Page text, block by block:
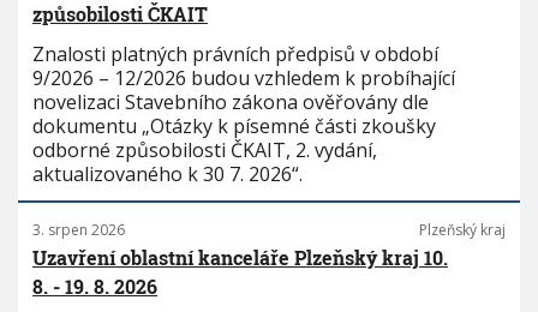
způsobilosti ČKAIT
Znalosti platných právních předpisů v období
9/2026 – 12/2026 budou vzhledem k probíhající
novelizaci Stavebního zákona ověřovány dle
dokumentu „Otázky k písemné části zkoušky
odborné způsobilosti ČKAIT, 2. vydání,
aktualizovaného k 30 7. 2026“.
3. srpen 2026 Plzeňský kraj
Uzavření oblastní kanceláře Plzeňský kraj 10.
8. - 19. 8. 2026